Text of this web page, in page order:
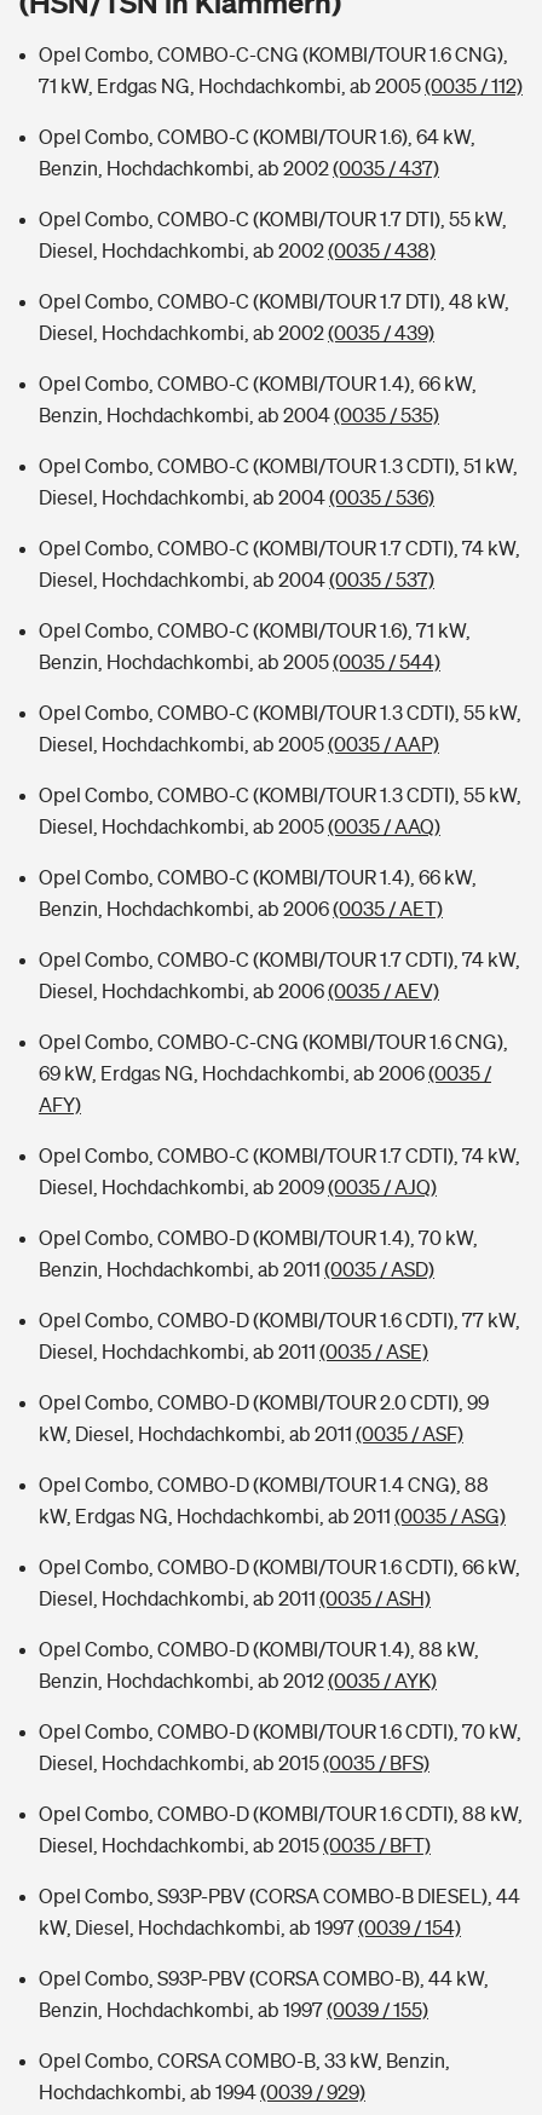
Hochwasser-Check: Wie gefährdet ist Ihr Haus?
Wer versichert was: Jetzt Versicherer finden
Sie haben Fragen?
Private Cyberversicherung
Musikinstrumentenversicherung
Zur Übersicht
Tools
Kinderunfall-Check: Mehr Sicherheit für deine Kids
Sie haben Fragen?
Rentenrechner: Wie viel Geld bekomme ich im Alter?
Opel Combo, COMBO-C-CNG (KOMBI/TOUR 1.6 CNG),
71 kW, Erdgas NG, Hochdachkombi, ab 2005(0035 / 112)
Opel Combo, COMBO-C (KOMBI/TOUR 1.6), 64 kW,
Benzin, Hochdachkombi, ab 2002(0035 / 437)
Opel Combo, COMBO-C (KOMBI/TOUR 1.7 DTI), 55 kW,
Diesel, Hochdachkombi, ab 2002(0035 / 438)
Opel Combo, COMBO-C (KOMBI/TOUR 1.7 DTI), 48 kW,
Diesel, Hochdachkombi, ab 2002(0035 / 439)
Opel Combo, COMBO-C (KOMBI/TOUR 1.4), 66 kW,
Benzin, Hochdachkombi, ab 2004(0035 / 535)
Opel Combo, COMBO-C (KOMBI/TOUR 1.3 CDTI), 51 kW,
Diesel, Hochdachkombi, ab 2004(0035 / 536)
Opel Combo, COMBO-C (KOMBI/TOUR 1.7 CDTI), 74 kW,
Diesel, Hochdachkombi, ab 2004(0035 / 537)
Opel Combo, COMBO-C (KOMBI/TOUR 1.6), 71 kW,
Benzin, Hochdachkombi, ab 2005(0035 / 544)
Opel Combo, COMBO-C (KOMBI/TOUR 1.3 CDTI), 55 kW,
Diesel, Hochdachkombi, ab 2005(0035 / AAP)
Opel Combo, COMBO-C (KOMBI/TOUR 1.3 CDTI), 55 kW,
Diesel, Hochdachkombi, ab 2005(0035 / AAQ)
Opel Combo, COMBO-C (KOMBI/TOUR 1.4), 66 kW,
Benzin, Hochdachkombi, ab 2006(0035 / AET)
Opel Combo, COMBO-C (KOMBI/TOUR 1.7 CDTI), 74 kW,
Diesel, Hochdachkombi, ab 2006(0035 / AEV)
Opel Combo, COMBO-C-CNG (KOMBI/TOUR 1.6 CNG),
69 kW, Erdgas NG, Hochdachkombi, ab 2006(0035 /
AFY)
Opel Combo, COMBO-C (KOMBI/TOUR 1.7 CDTI), 74 kW,
Diesel, Hochdachkombi, ab 2009(0035 / AJQ)
Opel Combo, COMBO-D (KOMBI/TOUR 1.4), 70 kW,
Benzin, Hochdachkombi, ab 2011 (0035 / ASD)
Opel Combo, COMBO-D (KOMBI/TOUR 1.6 CDTI), 77 kW,
Diesel, Hochdachkombi, ab 2011 (0035 / ASE)
Opel Combo, COMBO-D (KOMBI/TOUR 2.0 CDTI), 99
kW, Diesel, Hochdachkombi, ab 2011 (0035 / ASF)
Opel Combo, COMBO-D (KOMBI/TOUR 1.4 CNG), 88
kW, Erdgas NG, Hochdachkombi, ab 2011 (0035 / ASG)
Opel Combo, COMBO-D (KOMBI/TOUR 1.6 CDTI), 66 kW,
Diesel, Hochdachkombi, ab 2011 (0035 / ASH)
Opel Combo, COMBO-D (KOMBI/TOUR 1.4), 88 kW,
Benzin, Hochdachkombi, ab 2012(0035 / AYK)
Opel Combo, COMBO-D (KOMBI/TOUR 1.6 CDTI), 70 kW,
Diesel, Hochdachkombi, ab 2015(0035 / BFS)
Opel Combo, COMBO-D (KOMBI/TOUR 1.6 CDTI), 88 kW,
Diesel, Hochdachkombi, ab 2015(0035 / BFT)
Opel Combo, S93P-PBV (CORSA COMBO-B DIESEL), 44
kW, Diesel, Hochdachkombi, ab 1997(0039 / 154)
Opel Combo, S93P-PBV (CORSA COMBO-B), 44 kW,
Benzin, Hochdachkombi, ab 1997(0039 / 155)
Opel Combo, CORSA COMBO-B, 33 kW, Benzin,
Hochdachkombi, ab 1994(0039 / 929)